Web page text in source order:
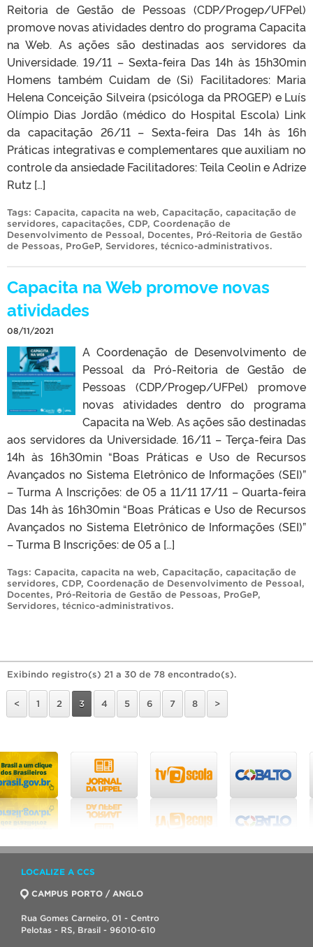
Reitoria de Gestão de Pessoas (CDP/Progep/UFPel)
promove novas atividades dentro do programa Capacita
na Web. As ações são destinadas aos servidores da
Universidade. 19/11 – Sexta-feira Das 14h às 15h30min
Homens também Cuidam de (Si) Facilitadores: Maria
Helena Conceição Silveira (psicóloga da PROGEP) e Luís
Olímpio Dias Jordão (médico do Hospital Escola) Link
da capacitação 26/11 – Sexta-feira Das 14h às 16h
Práticas integrativas e complementares que auxiliam no
controle da ansiedade Facilitadores: Teila Ceolin e Adrize
Rutz […]
Tags: Capacita, capacita na web, Capacitação, capacitação de
servidores, capacitações, CDP, Coordenação de
Desenvolvimento de Pessoal, Docentes, Pró-Reitoria de Gestão
de Pessoas, ProGeP, Servidores, técnico-administrativos.
Capacita na Web promove novas
atividades
08/11/2021
A Coordenação de Desenvolvimento de
Pessoal da Pró-Reitoria de Gestão de
Pessoas (CDP/Progep/UFPel) promove
novas atividades dentro do programa
Capacita na Web. As ações são destinadas
aos servidores da Universidade. 16/11 – Terça-feira Das
14h às 16h30min “Boas Práticas e Uso de Recursos
Avançados no Sistema Eletrônico de Informações (SEI)”
– Turma A Inscrições: de 05 a 11/11 17/11 – Quarta-feira
Das 14h às 16h30min “Boas Práticas e Uso de Recursos
Avançados no Sistema Eletrônico de Informações (SEI)”
– Turma B Inscrições: de 05 a […]
Tags: Capacita, capacita na web, Capacitação, capacitação de
servidores, CDP, Coordenação de Desenvolvimento de Pessoal,
Docentes, Pró-Reitoria de Gestão de Pessoas, ProGeP,
Servidores, técnico-administrativos.
Exibindo registro(s) 21 a 30 de 78 encontrado(s).
< 1 2 3 4 5 6 7 8 >
LOCALIZE A CCS
CAMPUS PORTO / ANGLO
Rua Gomes Carneiro, 01 - Centro
Pelotas - RS, Brasil - 96010-610